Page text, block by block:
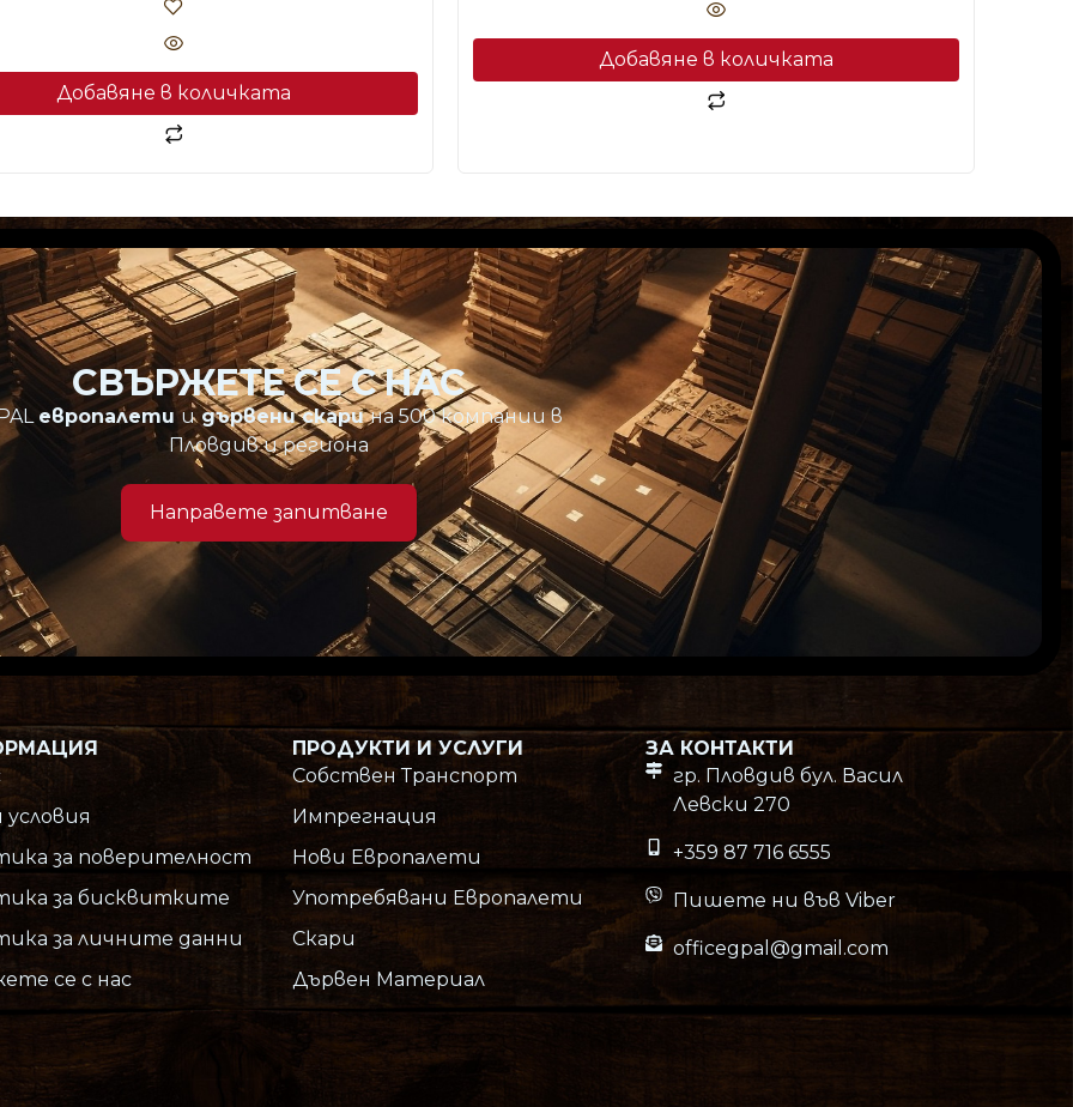
Добавяне в количката
Добавяне в количката
СВЪРЖЕТЕ СЕ С НАС
европалетиидървени скарина 500 компании в
Пловдив и региона
Направете запитване
за поверителност
за бисквитките
за личните данни
се с нас
ПРОДУКТИ И УСЛУГИ
Собствен Транспорт
Импрегнация
Нови Европалети
Употребявани Европалети
Скари
Дървен Материал
ЗА КОНТАКТИ
гр. Пловдив бул. Васил
Левски 270
+359 87 716 6555
Пишете ни във Viber
officegpal@gmail.com